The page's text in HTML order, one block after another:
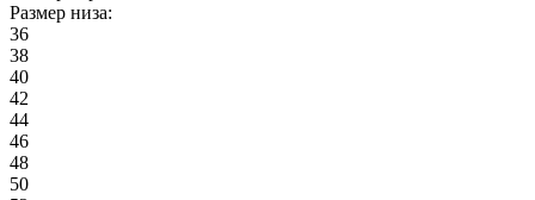
Размер низа:
36
38
40
42
44
46
48
50